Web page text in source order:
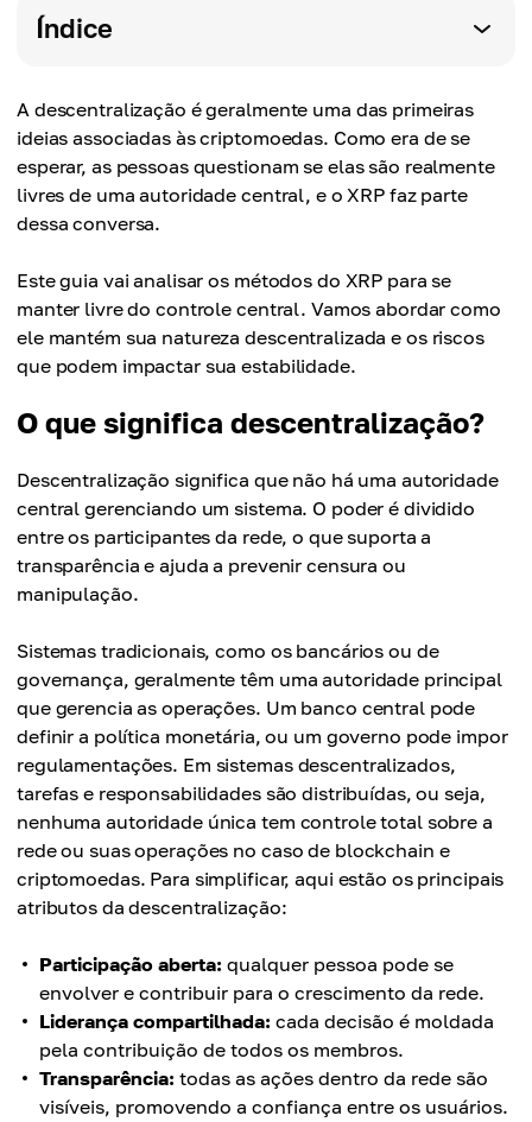
Índice
A descentralização é geralmente uma das primeiras
ideias associadas às criptomoedas. Como era de se
esperar, as pessoas questionam se elas são realmente
livres de uma autoridade central, e o XRP faz parte
dessa conversa.
Este guia vai analisar os métodos do XRP para se
manter livre do controle central. Vamos abordar como
ele mantém sua natureza descentralizada e os riscos
que podem impactar sua estabilidade.
O que significa descentralização?
Descentralização significa que não há uma autoridade
central gerenciando um sistema. O poder é dividido
entre os participantes da rede, o que suporta a
transparência e ajuda a prevenir censura ou
manipulação.
Sistemas tradicionais, como os bancários ou de
governança, geralmente têm uma autoridade principal
que gerencia as operações. Um banco central pode
definir a política monetária, ou um governo pode impor
regulamentações. Em sistemas descentralizados,
tarefas e responsabilidades são distribuídas, ou seja,
nenhuma autoridade única tem controle total sobre a
rede ou suas operações no caso de blockchain e
criptomoedas. Para simplificar, aqui estão os principais
atributos da descentralização:
Participação aberta: qualquer pessoa pode se
envolver e contribuir para o crescimento da rede.
Liderança compartilhada: cada decisão é moldada
pela contribuição de todos os membros.
Transparência: todas as ações dentro da rede são
visíveis, promovendo a confiança entre os usuários.